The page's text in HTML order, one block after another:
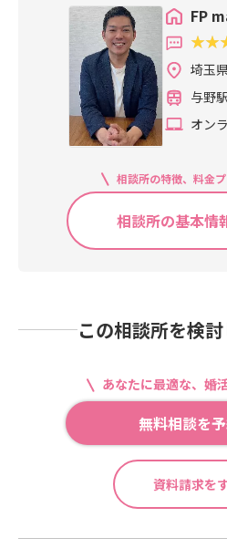
FP
埼玉
与野
オン
相談所の特徴、料金
相談所の基本情
この相談所を検
あなたに最適な、婚
無料相談を
資料請求を